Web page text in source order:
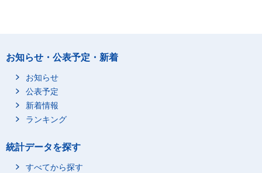
お知らせ・公表予定・新着
お知らせ
公表予定
新着情報
ランキング
統計データを探す
すべてから探す